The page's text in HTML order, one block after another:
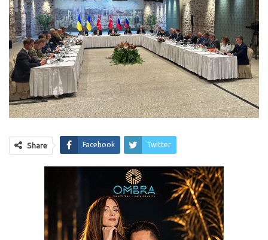
Share Facebook Twitter